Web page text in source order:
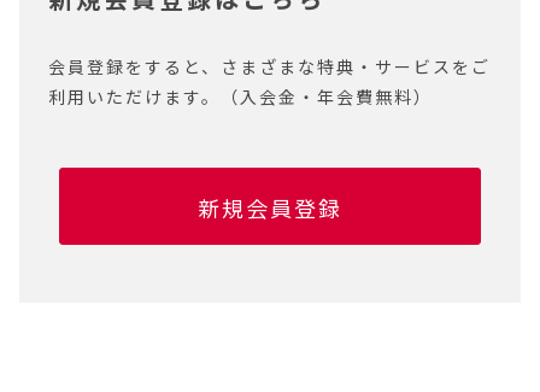
会員登録をすると、さまざまな特典・サービスをご
利用いただけます。（入会金・年会費無料）
新規会員登録